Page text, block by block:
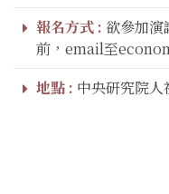
報名方式 : 欲參加
前，email至
地點 : 中央研究院人